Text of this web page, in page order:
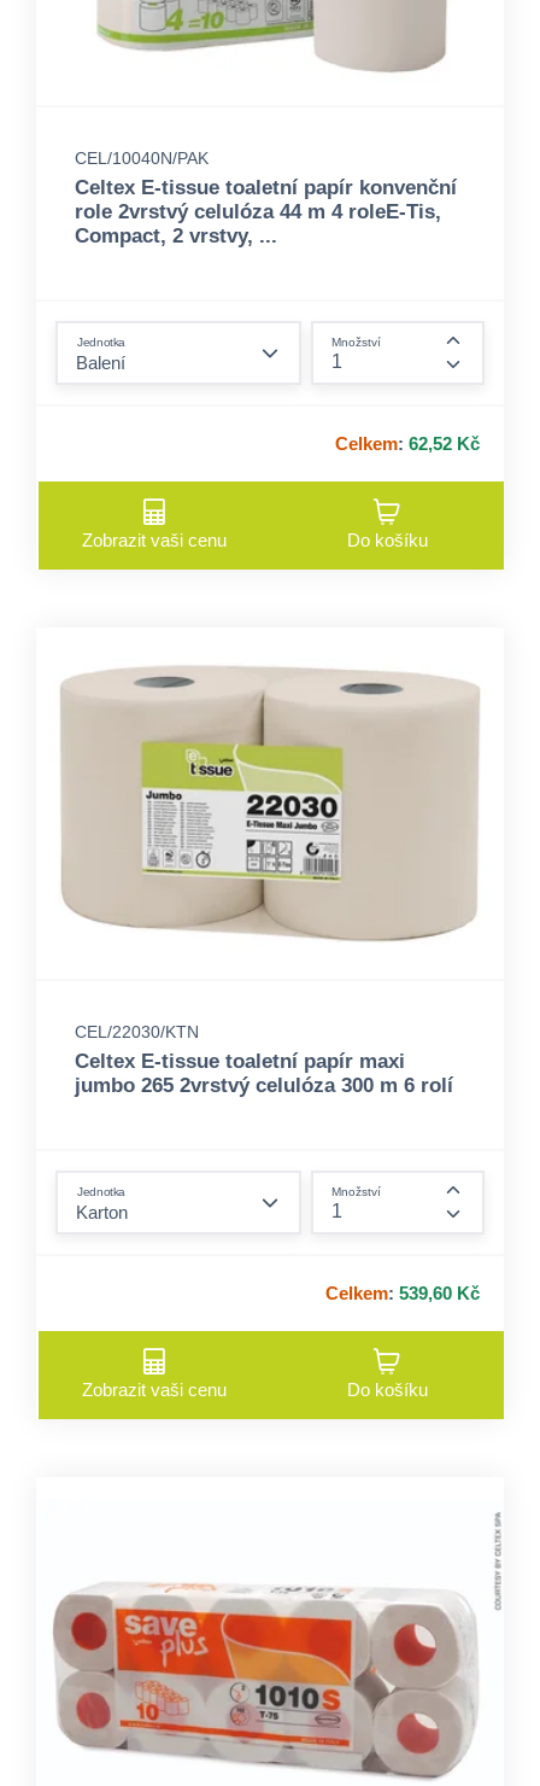
CEL/10040N/PAK
Celtex E-tissue toaletní papír konvenční
role 2vrstvý celulóza 44 m 4 roleE-Tis,
Compact, 2 vrstvy, ...
Jednotka Množství
Celkem: 62,52 Kč
Zobrazit vaši cenu Do košíku
CEL/22030/KTN
Celtex E-tissue toaletní papír maxi
jumbo 265 2vrstvý celulóza 300 m 6 rolí
Jednotka Množství
Celkem: 539,60 Kč
Zobrazit vaši cenu Do košíku